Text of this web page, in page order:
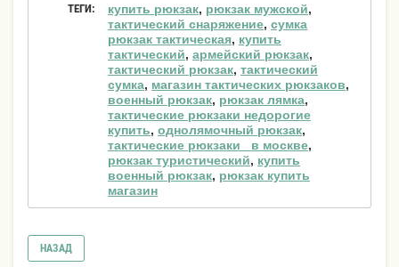
ТЕГИ: купить рюкзак, рюкзак мужской,
тактический снаряжение, сумка
рюкзак тактическая, купить
тактический, армейский рюкзак,
тактический рюкзак, тактический
сумка, магазин тактических рюкзаков,
военный рюкзак, рюкзак лямка,
тактические рюкзаки недорогие
купить, однолямочный рюкзак,
тактические рюкзаки _в москве,
рюкзак туристический, купить
военный рюкзак, рюкзак купить
магазин
НАЗАД